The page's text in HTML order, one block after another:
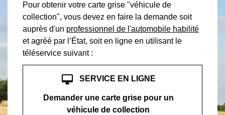
Pour obtenir votre carte grise "véhicule de
collection", vous devez en faire la demande soit
auprès d'un professionnel de l'automobile habilité
et agréé par l’État, soit en ligne en utilisant le
téléservice suivant :
desktop_mac SERVICE EN LIGNE
Demander une carte grise pour un
véhicule de collection